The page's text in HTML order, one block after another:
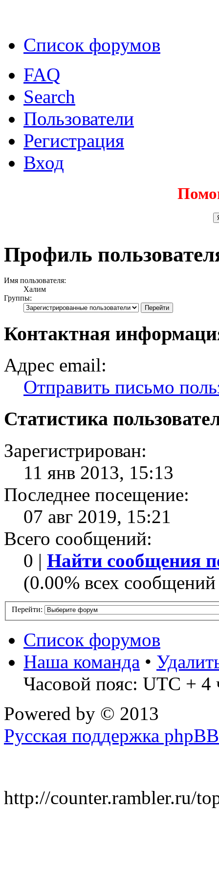
Список форумов
FAQ
Search
Пользователи
Регистрация
Вход
Профиль
Имя пользователя:
Халим
Группы:
Контактная
Адрес email:
Отправить письмо
Статистика
Зарегистрирован:
11 янв 2013, 15:13
Последнее посещение:
07 авг 2019, 15:21
Всего сообщений:
0 | Найти сообщения
(0.00% всех
Перейти:
Список форумов
Наша команда •
Часовой пояс: UTC + 4
Powered by © 2013
Русская поддержка phpBB
http://counter.rambler.ru/